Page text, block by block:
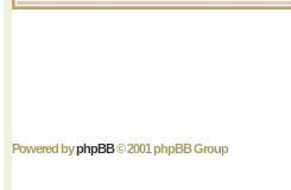
Powered byphpBB© 2001 phpBB Group